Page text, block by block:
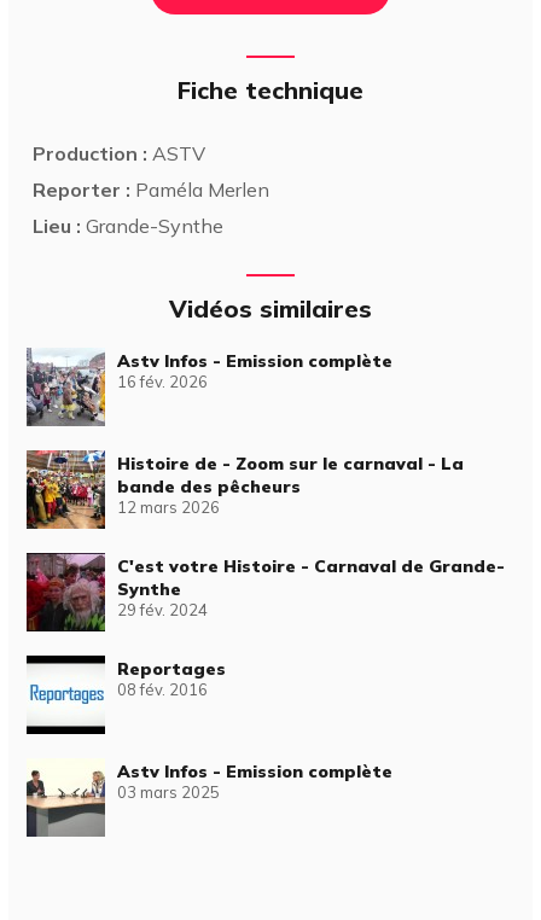
Fiche technique
Production : ASTV
Reporter : Paméla Merlen
Lieu : Grande-Synthe
Vidéos similaires
Astv Infos - Emission complète
16 fév. 2026
Histoire de - Zoom sur le carnaval - La
bande des pêcheurs
12 mars 2026
C'est votre Histoire - Carnaval de Grande-
Synthe
29 fév. 2024
Reportages
08 fév. 2016
Astv Infos - Emission complète
03 mars 2025